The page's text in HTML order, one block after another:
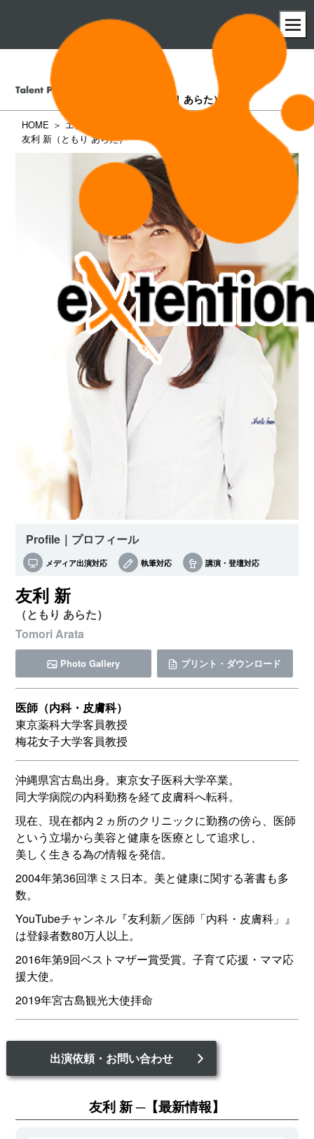
（ともり あらた）
HOME
エクステンション所属タレント一覧
友利 新（ともり あらた）
Profile｜プロフィール
メディア出演対応 執筆対応 講演・登壇対応
友利 新
（ともり あらた）
Tomori Arata
Photo Gallery プリント・ダウンロード
医師（内科・皮膚科）
東京薬科大学客員教授
梅花女子大学客員教授
沖縄県宮古島出身。東京女子医科大学卒業。
同大学病院の内科勤務を経て皮膚科へ転科。
現在、現在都内２ヵ所のクリニックに勤務の傍ら、医師
という立場から美容と健康を医療として追求し、
美しく生きる為の情報を発信。
2004年第36回準ミス日本。美と健康に関する著書も多
数。
YouTubeチャンネル『友利新／医師「内科・皮膚科」』
は登録者数80万人以上。
2016年第9回ベストマザー賞受賞。子育て応援・ママ応
援大使。
2019年宮古島観光大使拝命
出演依頼・お問い合わせ
友利 新 【最新情報】